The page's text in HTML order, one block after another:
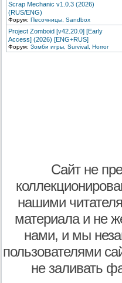
Scrap Mechanic v1.0.3 (2026)
(RUS/ENG)
Форум: Песочницы, Sandbox
Project Zomboid [v42.20.0] [Early
Access] (2026) [ENG+RUS]
Форум: Зомби игры, Survival, Horror
Сайт не
нашими
материала и не
нами, и мы
пользователями
не заливать